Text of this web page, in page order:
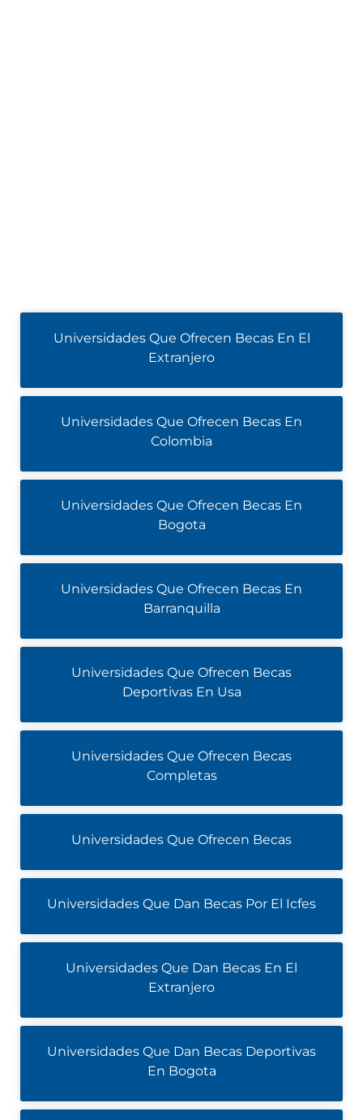
Universidades Que Ofrecen Becas En El
Extranjero
Universidades Que Ofrecen Becas En
Colombia
Universidades Que Ofrecen Becas En
Bogota
Universidades Que Ofrecen Becas En
Barranquilla
Universidades Que Ofrecen Becas
Deportivas En Usa
Universidades Que Ofrecen Becas
Completas
Universidades Que Ofrecen Becas
Universidades Que Dan Becas Por El Icfes
Universidades Que Dan Becas En El
Extranjero
Universidades Que Dan Becas Deportivas
En Bogota